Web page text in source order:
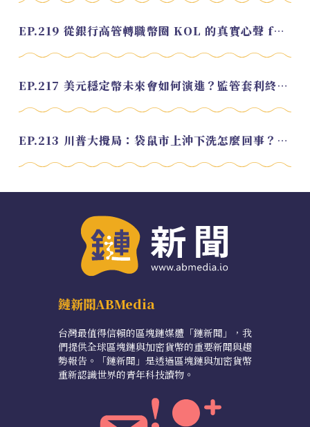
EP.219 從銀行高管轉職幣圈 KOL 的真實心聲 feat.龜大
EP.217 美元穩定幣未來會如何演進？監管套利終將收斂？feat. 研究員 余哲安
EP.213 川普大攪局：袋鼠市上沖下洗怎麼回事？feat. Alvin
鏈新聞ABMedia
台灣最值得信賴的區塊鏈媒體「鏈新聞」，我
們提供全球區塊鏈與加密貨幣的重要新聞與趨
勢報告。「鏈新聞」是透過區塊鏈與加密貨幣
重新認識世界的青年科技讀物。